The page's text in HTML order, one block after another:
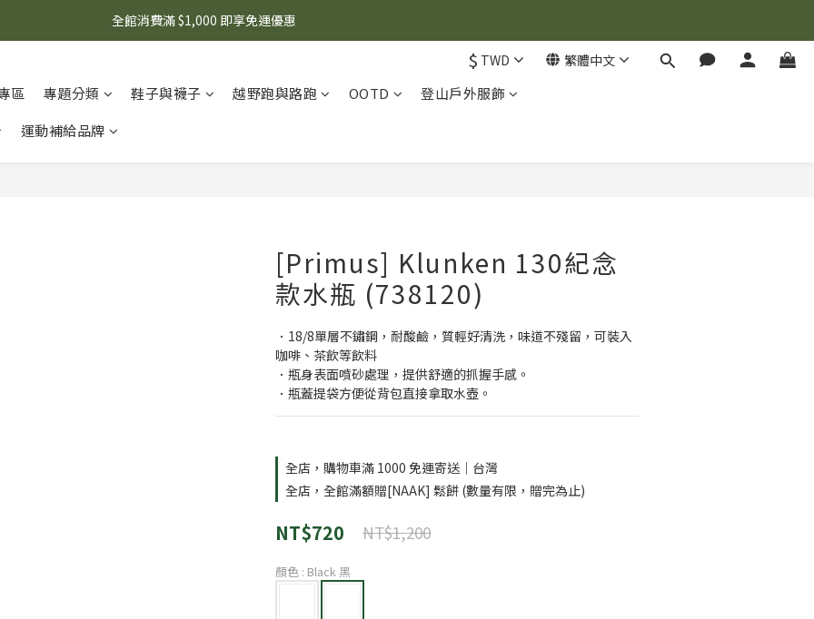
🌟 想知道現在有什麼優惠嗎？ 點擊查看最新優惠！
全館消費滿 $1,000 即享免運優惠
$ TWD 繁體中文
區 專題分類 鞋子與襪子 越野跑與路跑 OOTD
登山戶外服飾
運動補給品牌
[Primus] Klunken 130紀念
款水瓶 (738120)
．18/8單層不鏽鋼，耐酸鹼，質輕好清洗，味道不殘留，可裝入
咖啡、茶飲等飲料
．瓶身表面噴砂處理，提供舒適的抓握手感。
．瓶蓋提袋方便從背包直接拿取水壺。
全店，購物車滿 1000 免運寄送｜台灣
全店，全館滿額贈[NAAK] 鬆餅 (數量有限，贈完為止)
NT$720 NT$1,200
顏色 : Black 黑